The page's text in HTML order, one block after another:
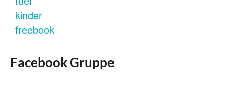
Facebook Gruppe